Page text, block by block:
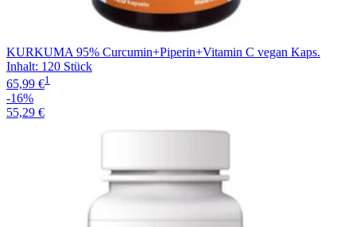
KURKUMA 95% Curcumin+Piperin+Vitamin C vegan Kaps.
Inhalt: 120 Stück
65,99 €1
-16%
55,29 €